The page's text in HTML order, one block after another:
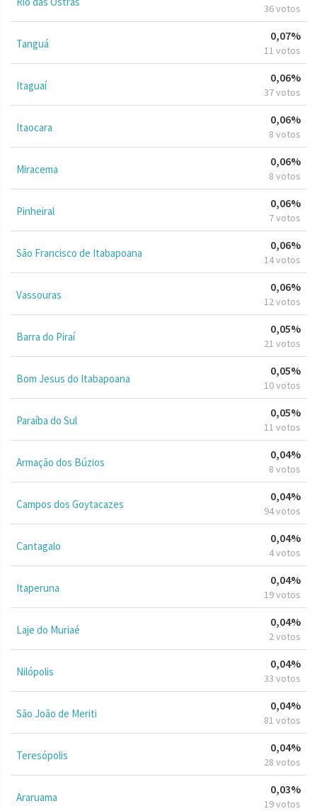
36 votos
Tanguá
0,07%
11 votos
Itaguaí
0,06%
37 votos
Itaocara
0,06%
8 votos
Miracema
0,06%
8 votos
Pinheiral
0,06%
7 votos
São Francisco de Itabapoana
0,06%
14 votos
Vassouras
0,06%
12 votos
Barra do Piraí
0,05%
21 votos
Bom Jesus do Itabapoana
0,05%
10 votos
Paraíba do Sul
0,05%
11 votos
Armação dos Búzios
0,04%
8 votos
Campos dos Goytacazes
0,04%
94 votos
Cantagalo
0,04%
4 votos
Itaperuna
0,04%
19 votos
Laje do Muriaé
0,04%
2 votos
Nilópolis
0,04%
33 votos
São João de Meriti
0,04%
81 votos
Teresópolis
0,04%
28 votos
Araruama
0,03%
19 votos